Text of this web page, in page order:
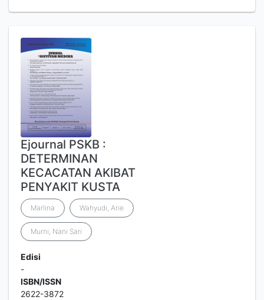
Ejournal PSKB :
DETERMINAN
KECACATAN AKIBAT
PENYAKIT KUSTA
Marlina Wahyudi, Arie
Murni, Nani Sari
Edisi
-
ISBN/ISSN
2622-3872